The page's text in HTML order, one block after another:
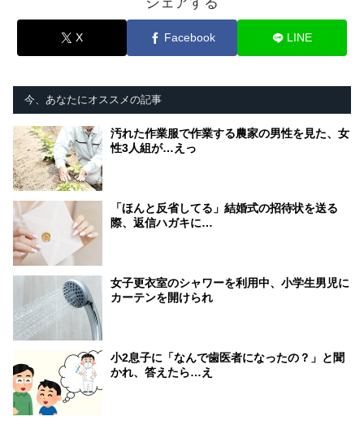
X Facebook LINE
今、あなたにオススメの記事
汚れた作業服で作業する農家の男性を見た、女
性3人組が…えっ
「ほんと反省してる」結婚式の招待状を送る
際、返信ハガキに…
女子更衣室のシャワーを利用中、小学生男児に
カーテンを開けられ
小2息子に「なんで歯医者になったの？」と聞
かれ、答えたら…え